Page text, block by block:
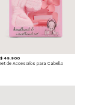
$ 49.900
de Accesorios para Cabello